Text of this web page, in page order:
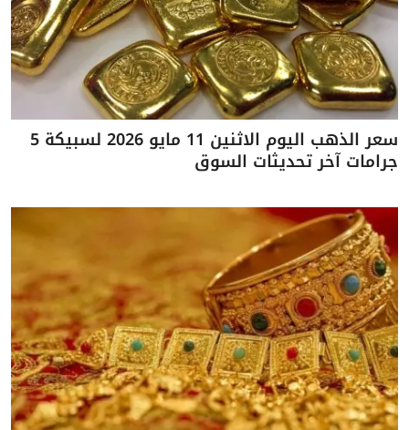
سعر الذهب اليوم الاثنين 11 مايو 2026 لسبيكة 5
جرامات آخر تحديثات السوق